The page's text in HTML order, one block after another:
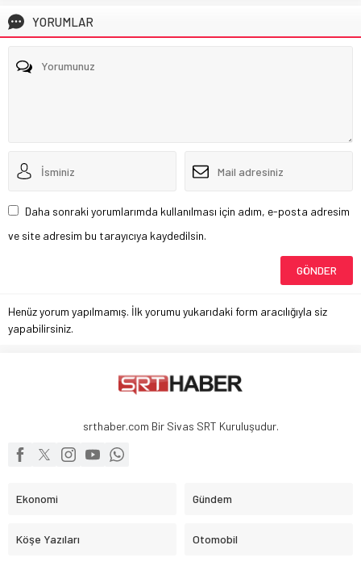
YORUMLAR
Daha sonraki yorumlarımda kullanılması için adım, e-posta adresim
ve site adresim bu tarayıcıya kaydedilsin.
Henüz yorum yapılmamış. İlk yorumu yukarıdaki form aracılığıyla siz
yapabilirsiniz.
srthaber.com Bir Sivas SRT Kuruluşudur.
Ekonomi Gündem
Köşe Yazıları Otomobil